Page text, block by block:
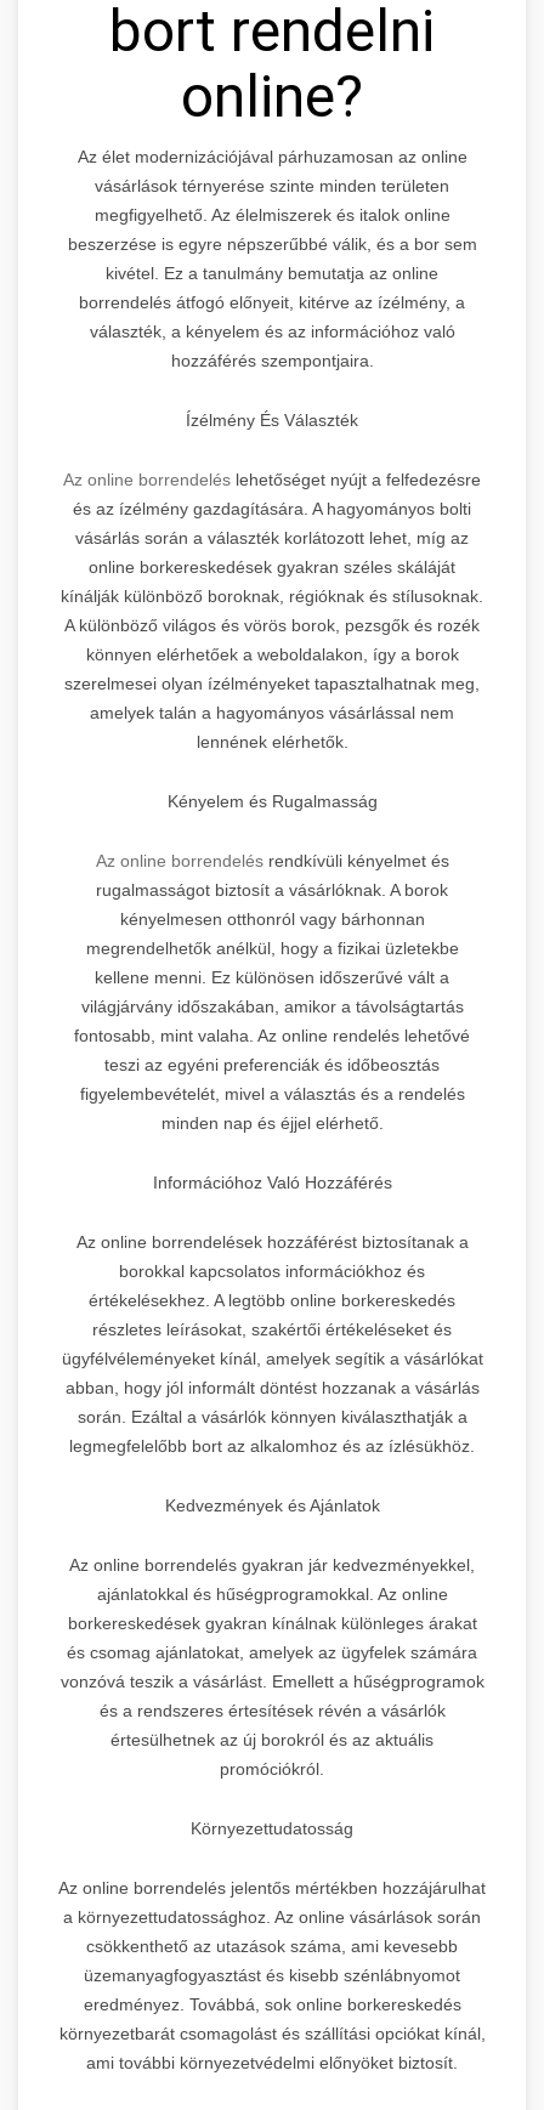
bort rendelni
online?
Az élet modernizációjával párhuzamosan az online
vásárlások térnyerése szinte minden területen
megfigyelhető. Az élelmiszerek és italok online
beszerzése is egyre népszerűbbé válik, és a bor sem
kivétel. Ez a tanulmány bemutatja az online
borrendelés átfogó előnyeit, kitérve az ízélmény, a
választék, a kényelem és az információhoz való
hozzáférés szempontjaira.
Ízélmény És Választék
Az online borrendelés lehetőséget nyújt a felfedezésre
és az ízélmény gazdagítására. A hagyományos bolti
vásárlás során a választék korlátozott lehet, míg az
online borkereskedések gyakran széles skáláját
kínálják különböző boroknak, régióknak és stílusoknak.
A különböző világos és vörös borok, pezsgők és rozék
könnyen elérhetőek a weboldalakon, így a borok
szerelmesei olyan ízélményeket tapasztalhatnak meg,
amelyek talán a hagyományos vásárlással nem
lennének elérhetők.
Kényelem és Rugalmasság
Az online borrendelésrendkívüli kényelmet és
rugalmasságot biztosít a vásárlóknak. A borok
kényelmesen otthonról vagy bárhonnan
megrendelhetők anélkül, hogy a fizikai üzletekbe
kellene menni. Ez különösen időszerűvé vált a
világjárvány időszakában, amikor a távolságtartás
fontosabb, mint valaha. Az online rendelés lehetővé
teszi az egyéni preferenciák és időbeosztás
figyelembevételét, mivel a választás és a rendelés
minden nap és éjjel elérhető.
Információhoz Való Hozzáférés
Az online borrendelések hozzáférést biztosítanak a
borokkal kapcsolatos információkhoz és
értékelésekhez. A legtöbb online borkereskedés
részletes leírásokat, szakértői értékeléseket és
ügyfélvéleményeket kínál, amelyek segítik a vásárlókat
abban, hogy jól informált döntést hozzanak a vásárlás
során. Ezáltal a vásárlók könnyen kiválaszthatják a
legmegfelelőbb bort az alkalomhoz és az ízlésükhöz.
Kedvezmények és Ajánlatok
Az online borrendelés gyakran jár kedvezményekkel,
ajánlatokkal és hűségprogramokkal. Az online
borkereskedések gyakran kínálnak különleges árakat
és csomag ajánlatokat, amelyek az ügyfelek számára
vonzóvá teszik a vásárlást. Emellett a hűségprogramok
és a rendszeres értesítések révén a vásárlók
értesülhetnek az új borokról és az aktuális
promóciókról.
Környezettudatosság
Az online borrendelés jelentős mértékben hozzájárulhat
a környezettudatossághoz. Az online vásárlások során
csökkenthető az utazások száma, ami kevesebb
üzemanyagfogyasztást és kisebb szénlábnyomot
eredményez. Továbbá, sok online borkereskedés
környezetbarát csomagolást és szállítási opciókat kínál,
ami további környezetvédelmi előnyöket biztosít.